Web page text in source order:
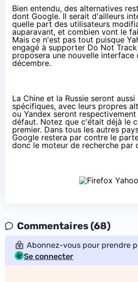
Bien entendu, des alternatives
dont Google. Il serait d'ailleurs
quelle part des utilisateurs
auparavant, et combien vont le
Mais ce n'est pas tout puisque
engagé à supporter Do Not
proposera une nouvelle interface
décembre.
La Chine et la Russie seront aussi
spécifiques, avec leurs propres
ou Yandex seront
défaut. Notez que c'était déjà le
premier. Dans tous les autres
Google restera par contre le
donc le moteur de recherche par
Commentaires (68)
Abonnez-vous pour prendre
Se connecter